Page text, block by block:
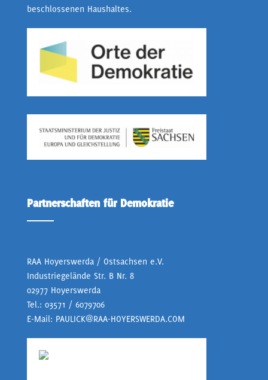
beschlossenen Haushaltes.
Partnerschaften für Demokratie
RAA Hoyerswerda / Ostsachsen e.V.
Industriegelände Str. B Nr. 8
02977 Hoyerswerda
Tel.: 03571 / 6079706
E-Mail: PAULICK@RAA-HOYERSWERDA.COM